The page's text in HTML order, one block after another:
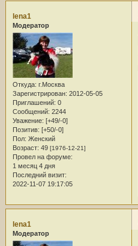
lena1
Модератор
Откуда: г.Москва
Зарегистрирован: 2012-05-05
Приглашений: 0
Сообщений: 2244
Уважение: [+49/-0]
Позитив: [+50/-0]
Пол: Женский
Возраст: 49 [1976-12-21]
Провел на форуме:
1 месяц 4 дня
Последний визит:
2022-11-07 19:17:05
lena1
Модератор